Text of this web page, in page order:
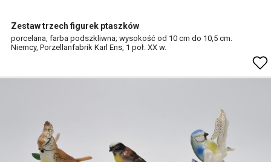
Zestaw trzech figurek ptaszków
porcelana, farba podszkliwna; wysokość od 10 cm do 10,5 cm.
Niemcy, Porzellanfabrik Karl Ens, 1 poł. XX w.